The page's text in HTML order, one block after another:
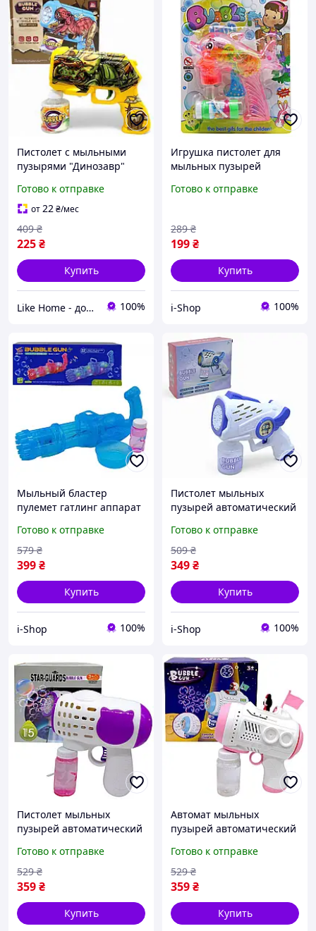
Пистолет с мыльными
пузырями "Динозавр"
Готово к отправке
от22₴/мес
225₴
409 ₴
Купить
Like Home - домашний уют для всей семьи. Будьте как дома 🤗 100%
Игрушка пистолет для
мыльных пузырей
прозрачный без батареек
Готово к отправке
199₴
289 ₴
Купить
i-Shop 100%
Мыльный бластер
пулемет гатлинг аппарат
музыкальный детский
синий MIC
Готово к отправке
399₴
579 ₴
Купить
i-Shop 100%
Пистолет мыльных
пузырей автоматический
батарейках с подсветкой
фиолетовый для детей
Готово к отправке
349₴
509 ₴
Купить
i-Shop 100%
Пистолет мыльных
пузырей автоматический
пузырей для детей
игрушка Bubble Gun с
котиком п
Готово к отправке
359₴
529 ₴
Купить
Автомат мыльных
пузырей автоматический
Маус розовый Bubble
Gun MIC для девочек
Готово к отправке
359₴
529 ₴
Купить